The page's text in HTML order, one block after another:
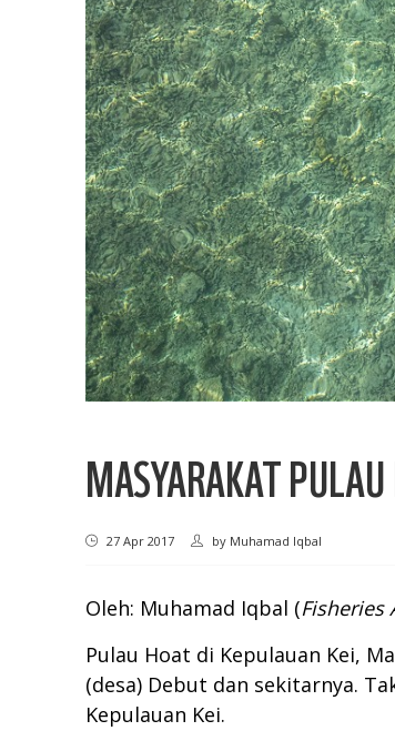
MASYARAKAT
27 Apr 2017 by Muhamad Iqbal
Oleh: Muhamad Iqbal (Fisheries
Pulau Hoat di Kepulauan Kei,
(desa) Debut dan sekitarnya.
Kepulauan Kei.